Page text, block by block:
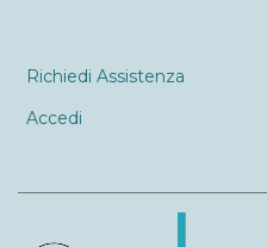
Richiedi Assistenza
Accedi